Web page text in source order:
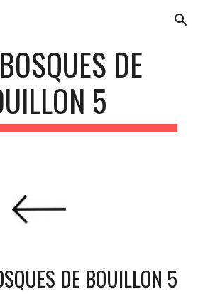
Skip to navigation
DE
5
BOSQUES DE BOUILLON 5